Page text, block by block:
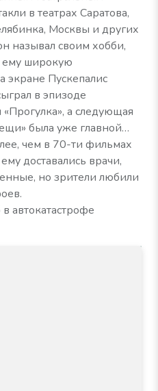
в театрах Саратова,
Москвы и других
называл своим хобби,
ему широкую
экране Пускепалис
в эпизоде
а следующая
была уже главной…
чем в 70-ти фильмах
доставались врачи,
но зрители любили
автокатастрофе